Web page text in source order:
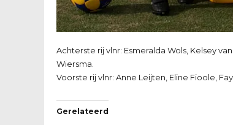
Achterste rij vlnr: Esmeralda Wols, Kelsey
Wiersma.
Voorste rij vlnr: Anne Leijten, Eline Fioole,
Gerelateerd